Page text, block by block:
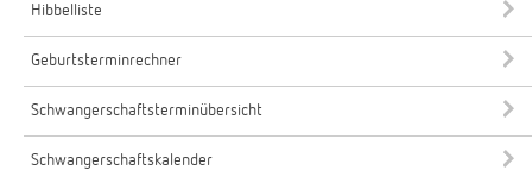
Hibbelliste
Geburtsterminrechner
Schwangerschaftsterminübersicht
Schwangerschaftskalender